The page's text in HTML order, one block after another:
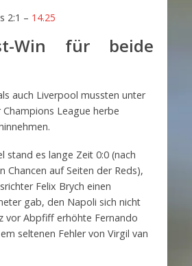
2:1 – 14.25
Win für beide
auch Liverpool mussten unter
League herbe
stand es lange Zeit 0:0 (nach
Chancen auf Seiten der Reds),
Felix Brych einen
gab, den Napoli sich nicht
vor Abpfiff erhöhte Fernando
seltenen Fehler von Virgil van